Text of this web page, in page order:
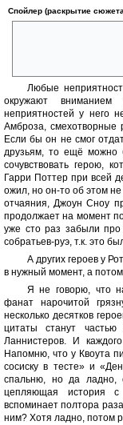
Спойлер (раскрытие
Любые
окружают
неприятностей у него
Амброза, смехотворные
Если бы он не смог
друзьям, то ещё можно
сочувствовать герою,
Гарри Поттер при всей
ожил, но он-то об этом
отчаяния, Джоун Сноу
продолжает на момент
уже сто раз забыли про
собратьев-руэ, т.к. это
А других героев у
в нужный момент, а
Я не говорю, что
фанат нарочитой
несколько десятков
цитаты станут
Ланнистеров. И
Напомню, что у Квоута
сосиску в тесте» и
спальню, но да ладно,
цепляющая история
вспоминает полтора
ним? Хотя ладно, потом